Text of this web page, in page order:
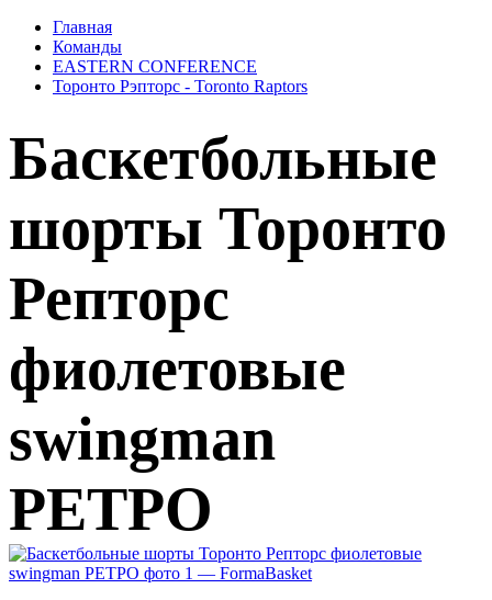
Главная
Команды
EASTERN CONFERENCE
Торонто Рэпторс - Toronto Raptors
Баскетбольные
шорты Торонто
Репторс
фиолетовые
swingman
РЕТРО